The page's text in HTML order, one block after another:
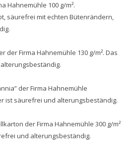
Hahnemühle 100 g/m².
säurefrei mit echten Bütenrändern,
der Firma Hahnemühle 130 g/m². Das
der Firma Hahnemühle
ist säurefrei und alterungsbeständig.
der Firma Hahnemühle 300 g/m²
und alterungsbeständig.